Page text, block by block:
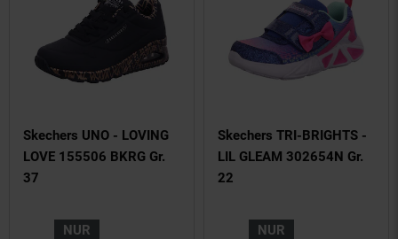
Skechers UNO - LOVING
LOVE 155506 BKRG Gr.
37
NUR
Skechers TRI-BRIGHTS -
LIL GLEAM 302654N Gr.
22
NUR